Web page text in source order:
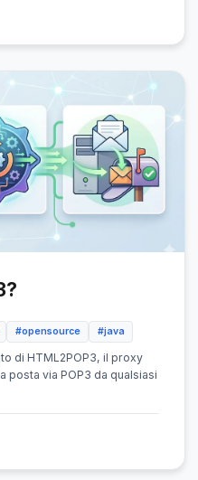
#opensource #java
di HTML2POP3, il proxy
posta via POP3 da qualsiasi